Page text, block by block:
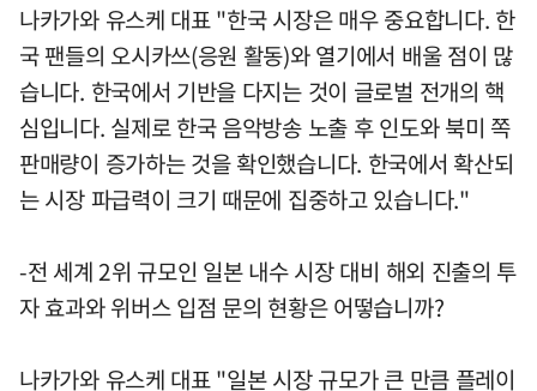
나카가와 유스케 대표 "한국 시장은 매우 중요합니다. 한
국 팬들의 오시카쓰(응원 활동)와 열기에서 배울 점이 많
습니다. 한국에서 기반을 다지는 것이 글로벌 전개의 핵
심입니다. 실제로 한국 음악방송 노출 후 인도와 북미 쪽
판매량이 증가하는 것을 확인했습니다. 한국에서 확산되
는 시장 파급력이 크기 때문에 집중하고 있습니다."
-전 세계 2위 규모인 일본 내수 시장 대비 해외 진출의 투
자 효과와 위버스 입점 문의 현황은 어떻습니까?
나카가와 유스케 대표 "일본 시장 규모가 큰 만큼 플레이